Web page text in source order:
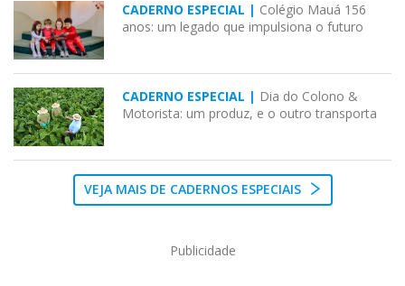
CADERNO ESPECIAL | Colégio Mauá 156
anos: um legado que impulsiona o futuro
CADERNO ESPECIAL | Dia do Colono &
Motorista: um produz, e o outro transporta
VEJA MAIS DE CADERNOS ESPECIAIS
Publicidade